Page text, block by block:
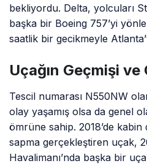
bekliyordu. Delta, yolcuları
başka bir Boeing 757’yi
saatlik bir gecikmeyle
Uçağın Geçmişi
Tescil numarası N550NW
olay yaşamış olsa da genel
ömrüne sahip. 2018’de
sapma gerçekleştiren uçak,
Havalimanı’nda başka bir